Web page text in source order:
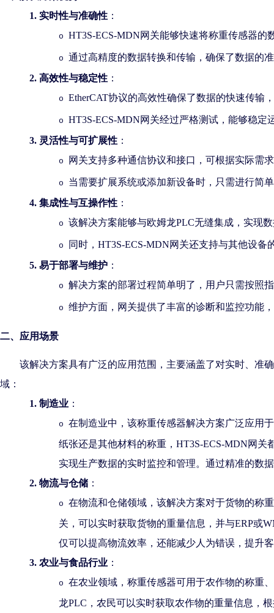
1. 实时性与准确性 ：
o HT3S-ECS-MDN网关能够快速将称重传感器的
o 通过高精度的数据转换和传输，确保了数据的
2. 高效性与稳定性 ：
o EtherCAT协议的高效性确保了数据的快速传输
o HT3S-ECS-MDN网关经过严格测试，能够稳定
3. 灵活性与可扩展性 ：
o 网关支持多种通信协议和接口，可根据实际需
o 当需要扩展系统或添加新设备时，只需进行简
4. 集成性与互操作性 ：
o 该解决方案能够与欧姆龙PLC无缝集成，实现
o 同时， HT3S-ECS-MDN网关还支持与其他设
5. 易于部署与维护 ：
o 解决方案的部署过程简单明了，用户只需按照
o 维护方面，网关提供了丰富的诊断和监控功能
二、应用场景
该解决方案具有广泛的应用范围，主要涵盖了对实时、准
域：
1. 制造业 ：
o 在制造业中，该称重传感器解决方案广泛应用
纸张还是其他材料的称重， HT3S-ECS-MDN网关
实现生产数据的实时监控和管理。通过精准的数
2. 物流与仓储 ：
o 在物流和仓储领域，该解决方案对于货物的称
关，可以实时获取货物的重量信息，并与ERP或
仅可以提高物流效率，还能减少人为错误，提升
3. 农业与食品行业 ：
o 在农业领域，称重传感器可用于农作物的称重
龙PLC，农民可以实时获取农作物的重量信息，